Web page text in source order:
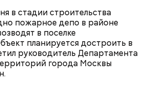
в стадии строительства
пожарное депо в районе
в поселке
планируется достроить в
руководитель Департамента
города Москвы